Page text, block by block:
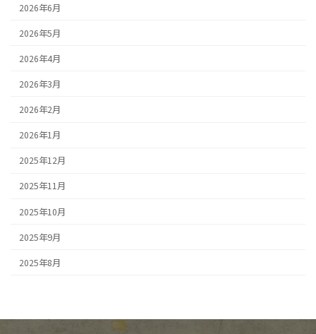
2026年6月
2026年5月
2026年4月
2026年3月
2026年2月
2026年1月
2025年12月
2025年11月
2025年10月
2025年9月
2025年8月